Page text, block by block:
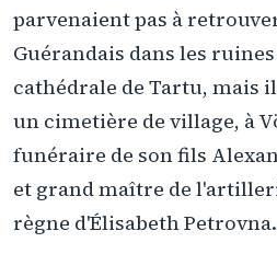
parvenaient pas à
Guérandais dans les
cathédrale de Tartu, mais
un cimetière de village, à
funéraire de son fils
et grand maître de
règne d'Élisabeth